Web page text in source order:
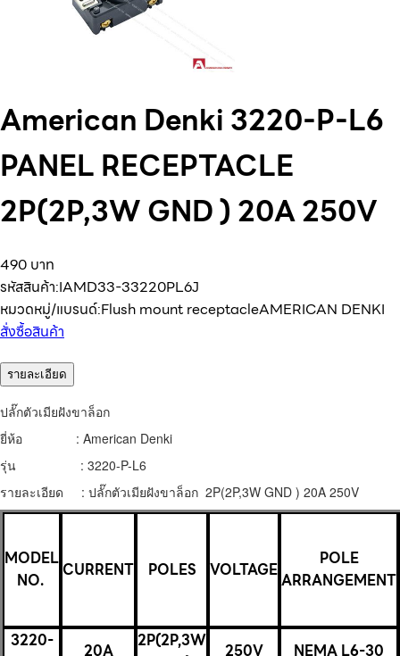
American Denki 3220-P-L6
PANEL RECEPTACLE
2P(2P,3W GND ) 20A 250V
490 บาท
รหัสสินค้า:IAMD33-33220PL6J
หมวดหมู่/แบรนด์:Flush mount receptacleAMERICAN DENKI
สั่งซื้อสินค้า
รายละเอียด
ปลั๊กตัวเมียฝังขาล็อก
ยี่ห้อ : American Denki
รุ่น : 3220-P-L6
รายละเอียด : ปลั๊กตัวเมียฝังขาล็อก 2P(2P,3W GND ) 20A 250V
MODEL
NO.
CURRENT POLES VOLTAGE
POLE
ARRANGEMENT
3220-
20A
2P(2P,3W
250V NEMA L6-30